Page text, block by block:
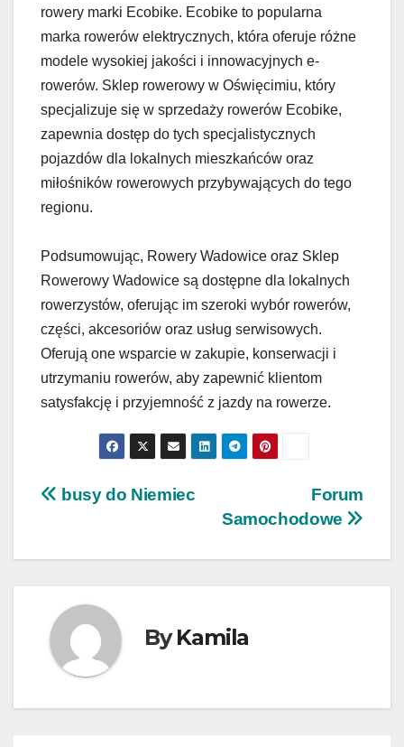
rowery marki Ecobike. Ecobike to popularna
marka rowerów elektrycznych, która oferuje różne
modele wysokiej jakości i innowacyjnych e-
rowerów. Sklep rowerowy w Oświęcimiu, który
specjalizuje się w sprzedaży rowerów Ecobike,
zapewnia dostęp do tych specjalistycznych
pojazdów dla lokalnych mieszkańców oraz
miłośników rowerowych przybywających do tego
regionu.
Podsumowując, Rowery Wadowice oraz Sklep
Rowerowy Wadowice są dostępne dla lokalnych
rowerzystów, oferując im szeroki wybór rowerów,
części, akcesoriów oraz usług serwisowych.
Oferują one wsparcie w zakupie, konserwacji i
utrzymaniu rowerów, aby zapewnić klientom
satysfakcję i przyjemność z jazdy na rowerze.
Nawigacja
Forum
Samochodowe
busy do Niemiec
ByKamila